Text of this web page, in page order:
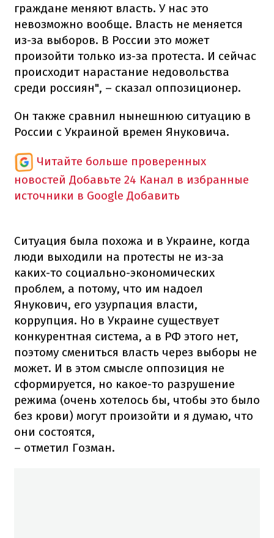
граждане меняют власть. У нас это
невозможно вообще. Власть не меняется
из-за выборов. В России это может
произойти только из-за протеста. И сейчас
происходит нарастание недовольства
среди россиян", – сказал оппозиционер.
Он также сравнил нынешнюю ситуацию в
России с Украиной времен Януковича.
Читайте больше проверенных
новостей Добавьте 24 Канал в избранные
источники в Google Добавить
Ситуация была похожа и в Украине, когда
люди выходили на протесты не из-за
каких-то социально-экономических
проблем, а потому, что им надоел
Янукович, его узурпация власти,
коррупция. Но в Украине существует
конкурентная система, а в РФ этого нет,
поэтому смениться власть через выборы не
может. И в этом смысле оппозиция не
сформируется, но какое-то разрушение
режима (очень хотелось бы, чтобы это было
без крови) могут произойти и я думаю, что
они состоятся,
– отметил Гозман.